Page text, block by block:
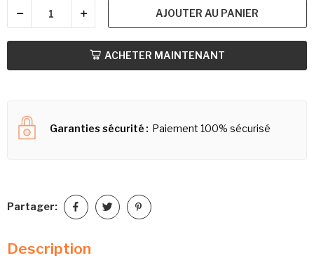
AJOUTER AU PANIER
ACHETER MAINTENANT
Garanties sécurité Paiement 100% sécurisé
Partager:
Description